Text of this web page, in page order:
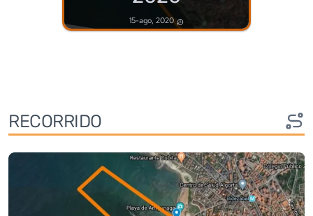
15-ago, 2020
RECORRIDO